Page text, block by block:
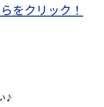
をクリック！
♪